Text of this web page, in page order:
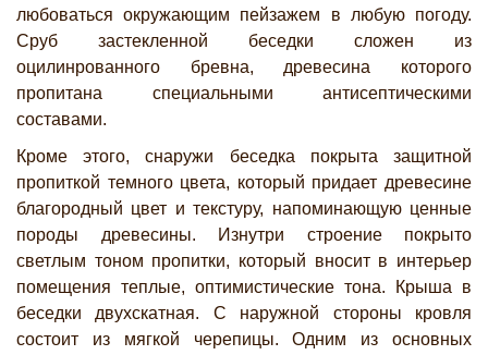
любоваться окружающим пейзажем в любую погоду.
Сруб застекленной беседки сложен из
оцилинрованного бревна, древесина которого
пропитана специальными антисептическими
составами.
Кроме этого, снаружи беседка покрыта защитной
пропиткой темного цвета, который придает древесине
благородный цвет и текстуру, напоминающую ценные
породы древесины. Изнутри строение покрыто
светлым тоном пропитки, который вносит в интерьер
помещения теплые, оптимистические тона. Крыша в
беседки двухскатная. С наружной стороны кровля
состоит из мягкой черепицы. Одним из основных